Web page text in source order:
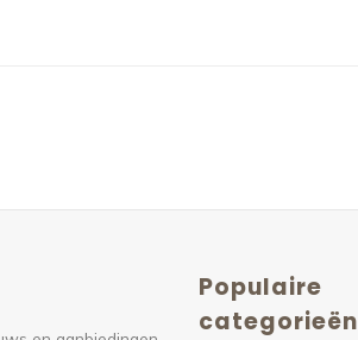
Populaire
categorieën